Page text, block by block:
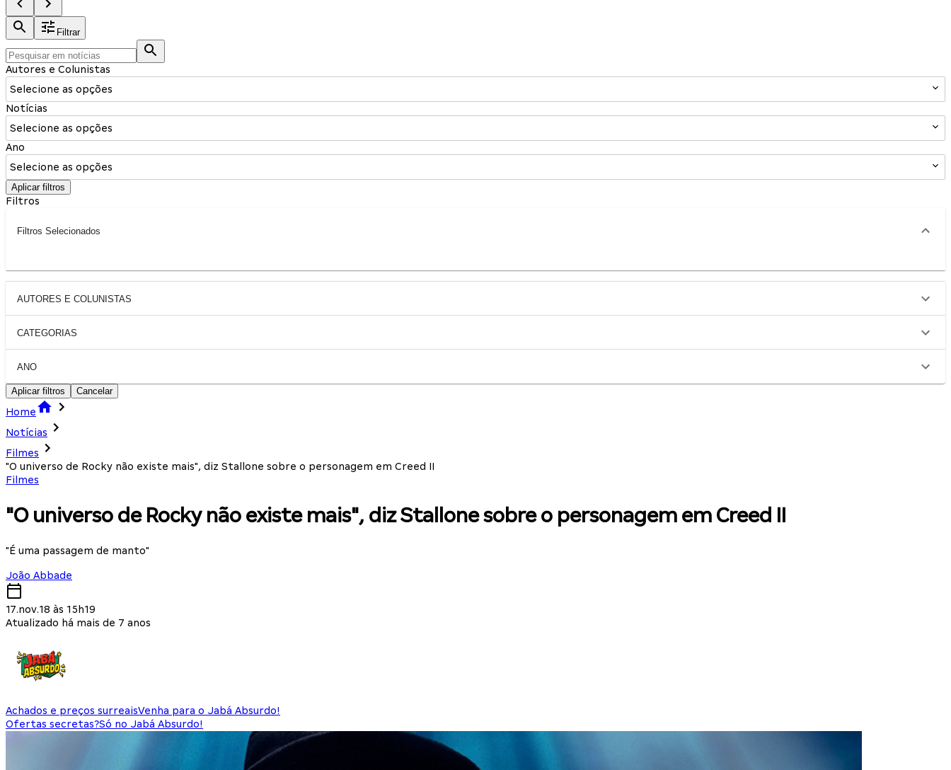
Filtrar
Autores e Colunistas
Selecione as opções
Notícias
Selecione as opções
Ano
Selecione as opções
Aplicar filtros
Filtros
Filtros Selecionados
AUTORES E COLUNISTAS
CATEGORIAS
ANO
Aplicar filtros Cancelar
Home
Notícias
Filmes
"O universo de Rocky não existe mais", diz Stallone sobre o personagem em Creed II
Filmes
"O universo de Rocky não existe mais", diz Stallone sobre o personagem em Creed II
"É uma passagem de manto"
João Abbade
17.nov.18 às 15h19
Atualizado há mais de 7 anos
Achados e preços surreaisVenha para o Jabá Absurdo!
Ofertas secretas?Só no Jabá Absurdo!